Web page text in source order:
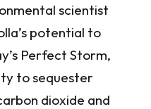
scientist
potential to
Perfect Storm,
to sequester
dioxide and